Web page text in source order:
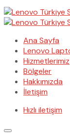
Ana Sayfa
Lenovo
Hizmetlerimiz
Bölgeler
Hakkımızda
İletişim
Hızlı iletişim